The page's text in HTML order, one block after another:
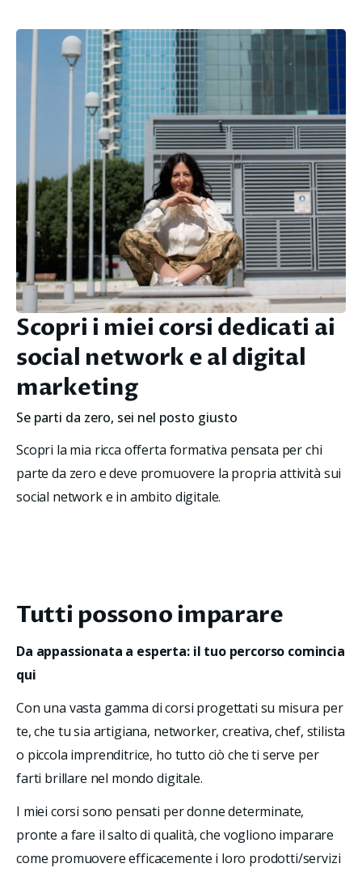
Scopri i miei corsi dedicati ai
social network e al digital
marketing
Se parti da zero, sei nel posto giusto
Scopri la mia ricca offerta formativa pensata per chi
parte da zero e deve promuovere la propria attività sui
social network e in ambito digitale.
Tutti possono imparare
Da appassionata a esperta: il tuo percorso comincia
qui
Con una vasta gamma di corsi progettati su misura per
te, che tu sia artigiana, networker, creativa, chef, stilista
o piccola imprenditrice, ho tutto ciò che ti serve per
farti brillare nel mondo digitale.
I miei corsi sono pensati per donne determinate,
pronte a fare il salto di qualità, che vogliono imparare
come promuovere efficacemente i loro prodotti/servizi